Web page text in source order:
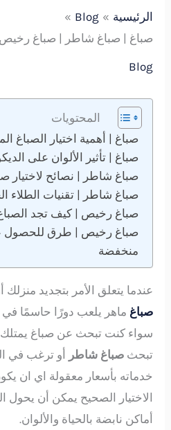
الرئيسية
Blog
صباغ | صباغ شاطر | صباغ رخيص |
Blog
المحتويات
صباغ | أهمية اختيار الصباغ
صباغ | تأثير الألوان على
صباغ شاطر | نصائح لاختيار
صباغ شاطر | تقنيات الطلاء
صباغ رخيص | كيف تجد
صباغ رخيص | طرق للحصول
منخفضة
عندما يتعلق الأمر بتجديد
صباغ ماهر يلعب دورًا حاسمًا في
سواء كنت تبحث عن صباغ يمتلك
تبحثصباغ شاطر أو ترغب في
خدماته بأسعار معقولة اي ان
الاختيار الصحيح يمكن أن يحول
أماكن نابضة بالحياة والألوان.